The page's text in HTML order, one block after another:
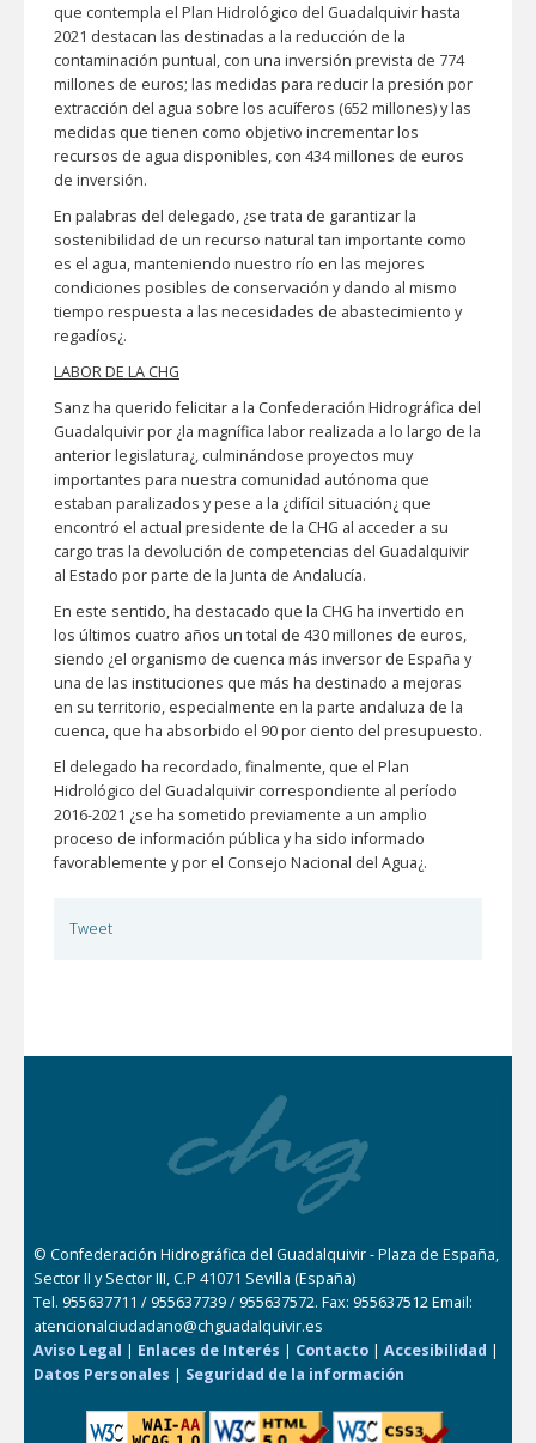
que contempla el Plan Hidrológico del Guadalquivir hasta
2021 destacan las destinadas a la reducción de la
contaminación puntual, con una inversión prevista de 774
millones de euros; las medidas para reducir la presión por
extracción del agua sobre los acuíferos (652 millones) y las
medidas que tienen como objetivo incrementar los
recursos de agua disponibles, con 434 millones de euros
de inversión.
En palabras del delegado, ¿se trata de garantizar la
sostenibilidad de un recurso natural tan importante como
es el agua, manteniendo nuestro río en las mejores
condiciones posibles de conservación y dando al mismo
tiempo respuesta a las necesidades de abastecimiento y
regadíos¿.
LABOR DE LA CHG
Sanz ha querido felicitar a la Confederación Hidrográfica del
Guadalquivir por ¿la magnífica labor realizada a lo largo de la
anterior legislatura¿, culminándose proyectos muy
importantes para nuestra comunidad autónoma que
estaban paralizados y pese a la ¿difícil situación¿ que
encontró el actual presidente de la CHG al acceder a su
cargo tras la devolución de competencias del Guadalquivir
al Estado por parte de la Junta de Andalucía.
En este sentido, ha destacado que la CHG ha invertido en
los últimos cuatro años un total de 430 millones de euros,
siendo ¿el organismo de cuenca más inversor de España y
una de las instituciones que más ha destinado a mejoras
en su territorio, especialmente en la parte andaluza de la
cuenca, que ha absorbido el 90 por ciento del presupuesto.
El delegado ha recordado, finalmente, que el Plan
Hidrológico del Guadalquivir correspondiente al período
2016-2021 ¿se ha sometido previamente a un amplio
proceso de información pública y ha sido informado
favorablemente y por el Consejo Nacional del Agua¿.
Tweet
© Confederación Hidrográfica del Guadalquivir - Plaza de España,
Sector II y Sector III, C.P 41071 Sevilla (España)
Tel. 955637711 / 955637739 / 955637572. Fax: 955637512 Email:
atencionalciudadano@chguadalquivir.es
Aviso Legal | Enlaces de Interés | Contacto |Accesibilidad |
Datos Personales | Seguridad de la información